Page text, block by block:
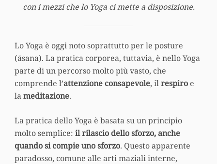
con i mezzi che lo Yoga ci mette a disposizione.
Lo Yoga è oggi noto soprattutto per le posture
(āsana). La pratica corporea, tuttavia, è nello Yoga
parte di un percorso molto più vasto, che
comprende l’attenzione consapevole, ilrespiro e
lameditazione.
La pratica dello Yoga è basata su un principio
molto semplice: il rilascio dello sforzo, anche
quando si compie uno sforzo. Questo apparente
paradosso, comune alle arti maziali interne,